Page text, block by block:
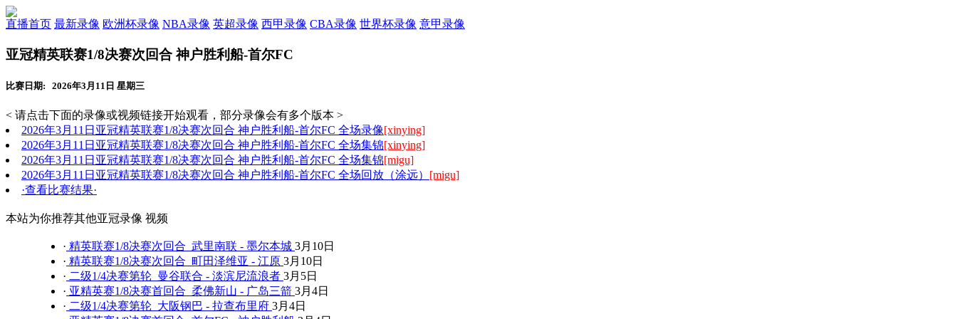
直播首页 最新录像 欧洲杯录像 NBA录像 英超录像 西甲录像 CBA录像 世界杯录像 意甲录像
亚冠精英联赛1/8决赛次回合 神户胜利船-首尔FC
比赛日期: 2026年3月11日 星期三
< 请点击下面的录像或视频链接开始观看，部分录像会有多个版本 >
2026年3月11日亚冠精英联赛1/8决赛次回合 神户胜利船-首尔FC 全场录像[xinying]
2026年3月11日亚冠精英联赛1/8决赛次回合 神户胜利船-首尔FC 全场集锦[xinying]
2026年3月11日亚冠精英联赛1/8决赛次回合 神户胜利船-首尔FC 全场集锦[migu]
2026年3月11日亚冠精英联赛1/8决赛次回合 神户胜利船-首尔FC 全场回放（涂远） [migu]
·查看比赛结果·
本站为你推荐其他亚冠录像 视频
· 精英联赛1/8决赛次回合 武里南联 - 墨尔本城 3月10日
· 精英联赛1/8决赛次回合 町田泽维亚 - 江原 3月10日
· 二级1/4决赛第轮 曼谷联合 - 淡滨尼流浪者 3月5日
· 亚精英赛1/8决赛首回合 柔佛新山 - 广岛三箭 3月4日
· 二级1/4决赛第轮 大阪钢巴 - 拉查布里府 3月4日